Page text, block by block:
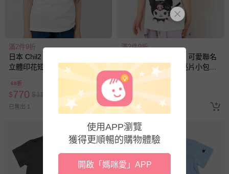
滿2件9折
日本 Chil2 - 100%棉 可愛聯名
立體印花短袖上衣-愛心亮片造
68折
$770 $1135
已售出 1
滿2件9折
日本 Chil2 - 100%棉 可愛聯名
立體印花短袖上衣-亮片小包造
型-白
68折
$770 1135
最新上架
3
使用APP瀏覽
獲得更順暢的購物體驗
開啟「媽咪愛」APP